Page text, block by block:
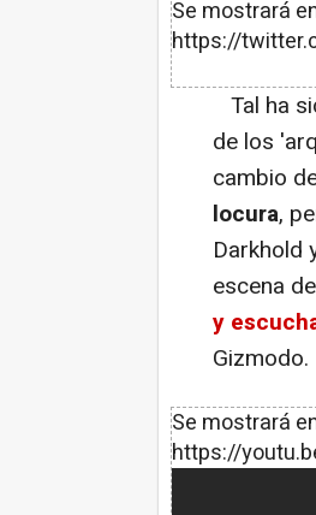
Se mostrará
https://
Tal ha
de los
cambio
locura,
Darkhold
escena
y
Gizmodo.
Se mostrará
https://